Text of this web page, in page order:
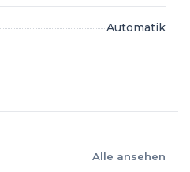
Automatik
Alle ansehen